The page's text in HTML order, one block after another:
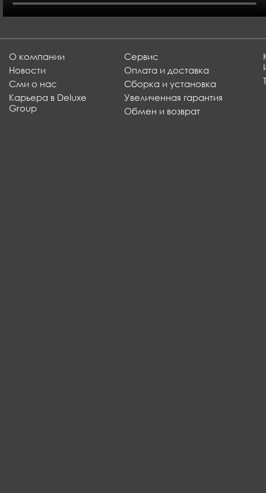
О компании
Новости
Сми о нас
Карьера в Deluxe
Group
Сервис
Оплата и доставка
Сборка и установка
Увеличенная гарантия
Обмен и возврат